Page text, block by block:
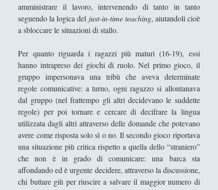
Valeria Franco
Valerio Stagno
amministrare il lavoro, intervenendo di tanto in tanto
seguendo la logica del just-in-time teaching, aiutandoli cioè
a sbloccare le situazioni di stallo.
Per quanto riguarda i ragazzi più maturi (16-19), essi
hanno intrapreso dei giochi di ruolo. Nel primo gioco, il
gruppo impersonava una tribù che aveva determinate
regole comunicative: a turno, ogni ragazzo si allontanava
dal gruppo (nel frattempo gli altri decidevano le suddette
regole) per poi tornare e cercare di decifrare la lingua
utilizzata dagli altri attraverso delle domande che potevano
avere come risposta solo sì o no. Il secondo gioco riportava
una situazione più critica rispetto a quella dello “straniero”
che non è in grado di comunicare: una barca sta
affondando ed è urgente decidere, attraverso la discussione,
chi buttare giù per riuscire a salvare il maggior numero di